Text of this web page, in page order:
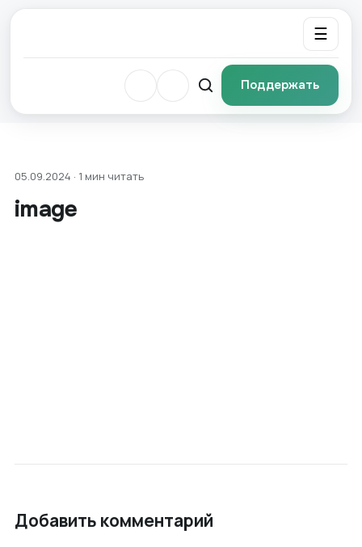
☰
Поддержать
05.09.2024 · 1 мин читать
image
Добавить комментарий